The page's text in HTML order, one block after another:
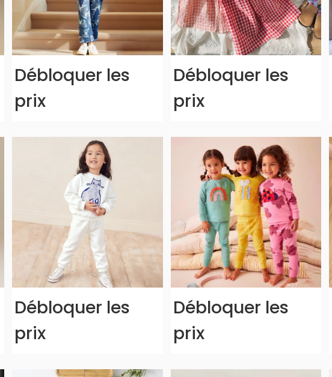
Débloquer les
prix
Débloquer les
prix
Débloquer les
prix
Débloquer les
prix